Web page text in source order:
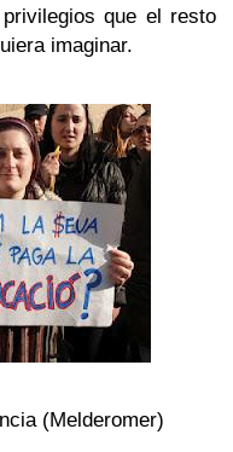
que el resto
imaginar.
(Melderomer)